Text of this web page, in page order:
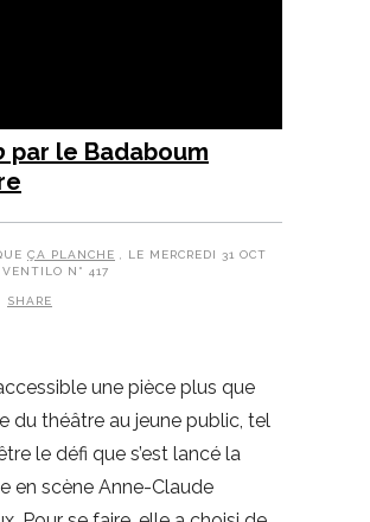
par le Badaboum
ÇA PLANCHE , LE MERCREDI 31 OCT
N° 417
SHARE
une pièce plus que
du théâtre au jeune public, tel
le défi que s’est lancé la
en scène Anne-Claude